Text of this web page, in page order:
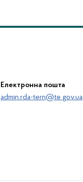
Електронна пошта
admin.rda-tern@te.gov.ua